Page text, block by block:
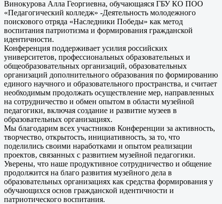
Винокурова Алла Георгиевна, обучающаяся ГБУ КО ПОО
«Педагогический колледж» -Деятельность молодежного
поискового отряда «Наследники Победы» как метод
воспитания патриотизма и формирования гражданской
идентичности.
Конференция поддерживает усилия российских
университетов, профессиональных образовательных и
общеобразовательных организаций, образовательных
организаций дополнительного образования по формированию
единого научного и образовательного пространства, и считает
необходимым продолжать осуществление мер, направленных
на сотрудничество и обмен опытом в области музейной
педагогики, включая создание и развитие музеев в
образовательных организациях.
Мы благодарим всех участников Конференции за активность,
творчество, открытость, инициативность, за то, что
поделились своими наработками и опытом реализации
проектов, связанных с развитием музейной педагогики.
Уверены, что наше продуктивное сотрудничество и общение
продолжится на благо развития музейного дела в
образовательных организациях как средства формирования у
обучающихся основ гражданской идентичности и
патриотического воспитания.